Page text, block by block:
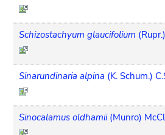
Schizostachyum glaucifolium
Sinarundinaria alpina (K. Schum.)
Sinocalamus oldhamii (Munro)